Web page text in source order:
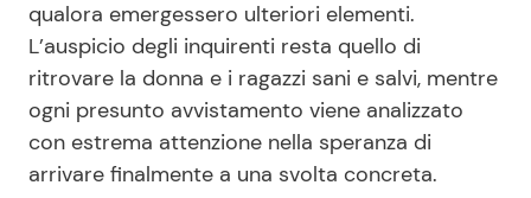
qualora emergessero ulteriori elementi.
L’auspicio degli inquirenti resta quello di
ritrovare la donna e i ragazzi sani e salvi, mentre
ogni presunto avvistamento viene analizzato
con estrema attenzione nella speranza di
arrivare finalmente a una svolta concreta.